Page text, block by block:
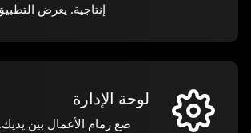
إنتاجية. يعرض
لوحة الإدارة
ضع زمام الأعمال بين